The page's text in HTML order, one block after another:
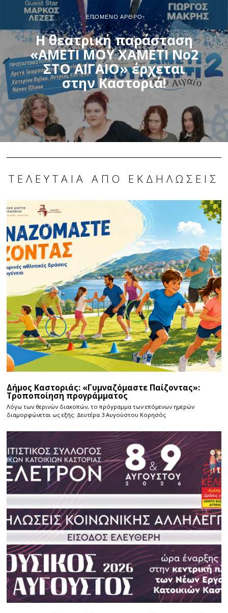
ΕΠΌΜΕΝΟ ΆΡΘΡΟ
Η θεατρική παράσταση
«ΑΜΕΤΙ ΜΟΥ ΧΑΜΕΤΙ Νο2
ΣΤΟ ΑΙΓΑΙΟ» έρχεται
στην Καστοριά!
ΤΕΛΕΥΤΑΊΑ ΑΠΌ ΕΚΔΗΛΏΣΕΙΣ
Δήμος Καστοριάς: «Γυμναζόμαστε Παίζοντας»:
Τροποποίηση προγράμματος
Λόγω των θερινών διακοπών, το πρόγραμμα των επόμενων ημερών
διαμορφώνεται ως εξής: Δευτέρα 3 Αυγούστου Κορησός